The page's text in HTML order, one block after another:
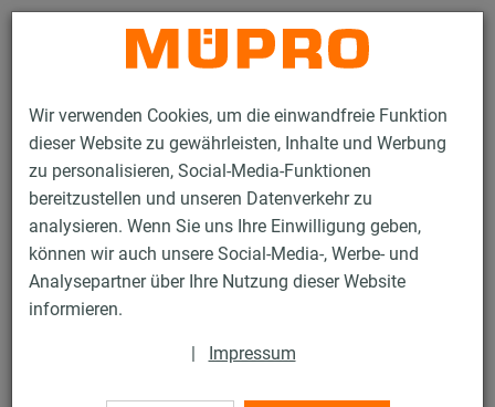
Wir verwenden Cookies, um die einwandfreie Funktion
dieser Website zu gewährleisten, Inhalte und Werbung
zu personalisieren, Social-Media-Funktionen
bereitzustellen und unseren Datenverkehr zu
analysieren. Wenn Sie uns Ihre Einwilligung geben,
können wir auch unsere Social-Media-, Werbe- und
Analysepartner über Ihre Nutzung dieser Website
informieren.
| Impressum
Kontakt
Produkte Befestigungstechnik
Lüftungsbefestigung
Installationsschienen für die Lüftungsbefestigung
MPR-Systemschienen (leichter bis mittlerer Lastbereich)
MPR-Schienenkonsolen